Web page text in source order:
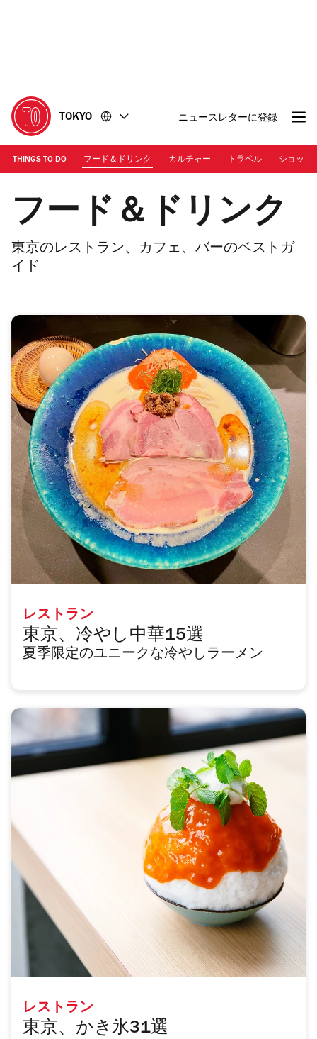
に
移
動
移
動
TOKYO ニュースレターに登録
THINGS TO DO フード＆ドリンク カルチャー トラベル ショッピ
フード＆ドリンク
東京のレストラン、カフェ、バーのベストガ
イド
レストラン
東京、冷やし中華15選
夏季限定のユニークな冷やしラーメン
レストラン
東京、かき氷31選